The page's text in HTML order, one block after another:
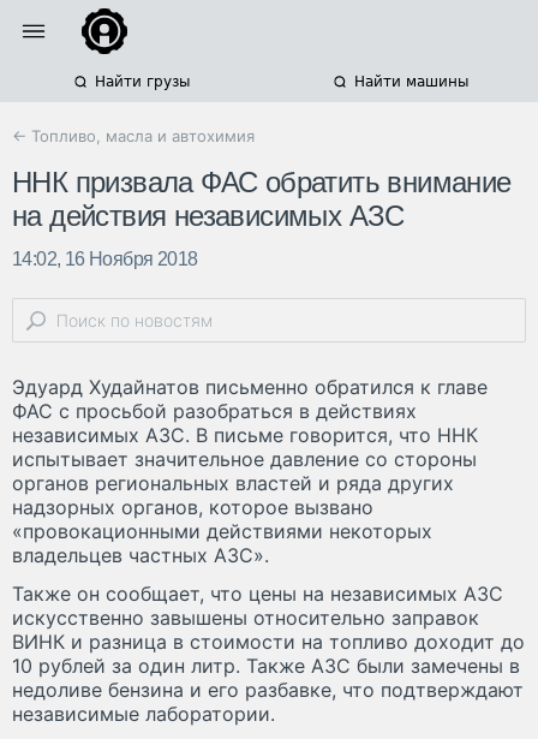
Найти грузы Найти машины
← Топливо, масла и автохимия
ННК призвала ФАС обратить внимание
на действия независимых АЗС
14:02, 16 Ноября 2018
Эдуард Худайнатов письменно обратился к главе
ФАС с просьбой разобраться в действиях
независимых АЗС. В письме говорится, что ННК
испытывает значительное давление со стороны
органов региональных властей и ряда других
надзорных органов, которое вызвано
«провокационными действиями некоторых
владельцев частных АЗС».
Также он сообщает, что цены на независимых АЗС
искусственно завышены относительно заправок
ВИНК и разница в стоимости на топливо доходит до
10 рублей за один литр. Также АЗС были замечены в
недоливе бензина и его разбавке, что подтверждают
независимые лаборатории.